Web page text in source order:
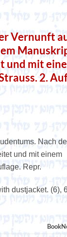
Vernunft
und mit
2.
Nach
und mit einem
Repr.
dustjacket. (6),